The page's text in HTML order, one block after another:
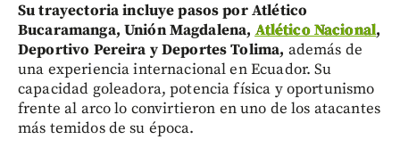
Su trayectoria incluye pasos por Atlético
Bucaramanga, Unión Magdalena, Atlético Nacional,
Deportivo Pereira y Deportes Tolima, además de
una experiencia internacional en Ecuador. Su
capacidad goleadora, potencia física y oportunismo
frente al arco lo convirtieron en uno de los atacantes
más temidos de su época.